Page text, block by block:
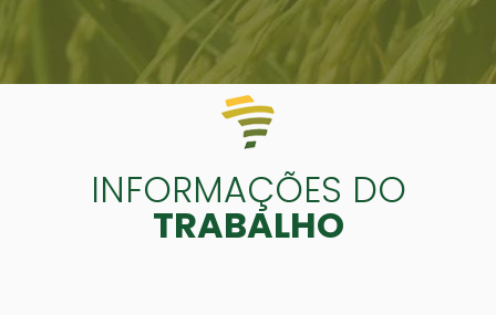
INFORMAÇÕES DO
TRABALHO